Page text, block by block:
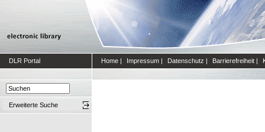
DLR Portal Home | Impressum | Datenschutz | Barrierefreiheit |
Erweiterte Suche